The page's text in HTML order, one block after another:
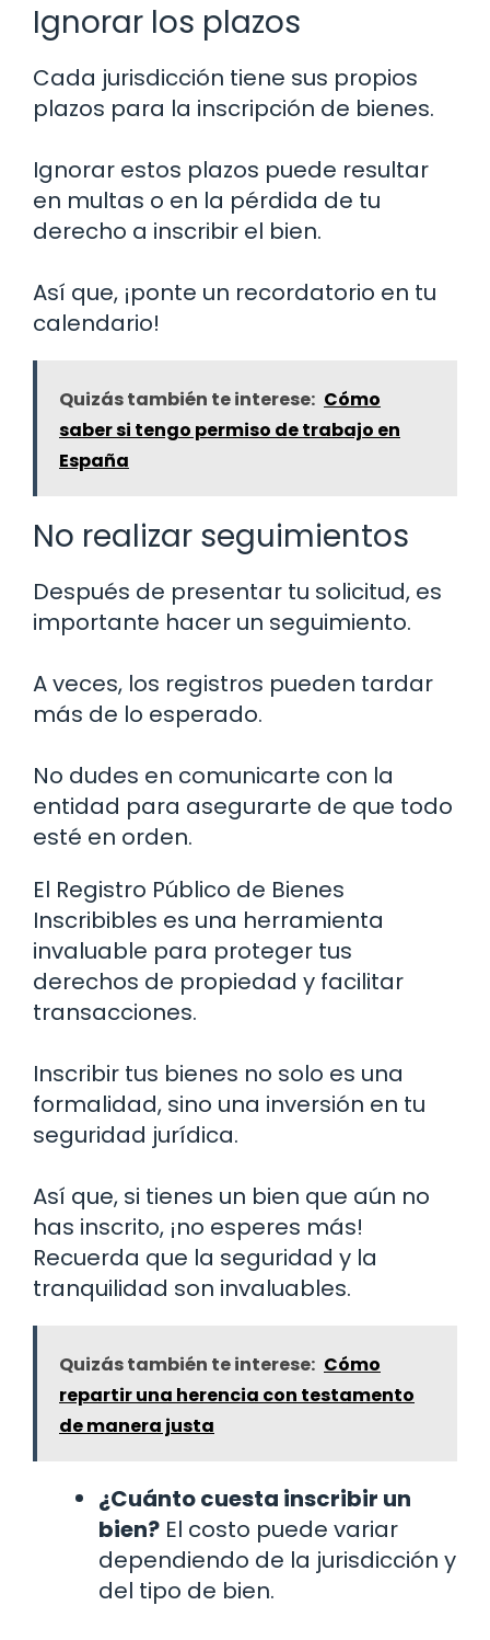
Ignorar los plazos
Cada jurisdicción tiene sus propios
plazos para la inscripción de bienes.
Ignorar estos plazos puede resultar
en multas o en la pérdida de tu
derecho a inscribir el bien.
Así que, ¡ponte un recordatorio en tu
calendario!
Quizás también te interese: Cómo
saber si tengo permiso de trabajo en
España
No realizar seguimientos
Después de presentar tu solicitud, es
importante hacer un seguimiento.
A veces, los registros pueden tardar
más de lo esperado.
No dudes en comunicarte con la
entidad para asegurarte de que todo
esté en orden.
El Registro Público de Bienes
Inscribibles es una herramienta
invaluable para proteger tus
derechos de propiedad y facilitar
transacciones.
Inscribir tus bienes no solo es una
formalidad, sino una inversión en tu
seguridad jurídica.
Así que, si tienes un bien que aún no
has inscrito, ¡no esperes más!
Recuerda que la seguridad y la
tranquilidad son invaluables.
Quizás también te interese: Cómo
repartir una herencia con testamento
de manera justa
¿Cuánto cuesta inscribir un
bien? El costo puede variar
dependiendo de la jurisdicción y
del tipo de bien.